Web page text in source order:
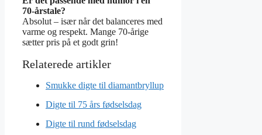
70-årstale?
Absolut – især når det balanceres med
varme og respekt. Mange 70-årige
sætter pris på et godt grin!
Smukke digte til diamantbryllup
Digte til 75 års fødselsdag
Digte til rund fødselsdag